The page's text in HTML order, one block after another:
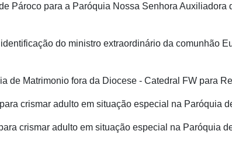
Pároco para a Paróquia Nossa Senhora Auxiliadora
do ministro extraordinário da comunhão
de Matrimonio fora da Diocese - Catedral FW para
crismar adulto em situação especial na Paróquia
crismar adulto em situação especial na Paróquia